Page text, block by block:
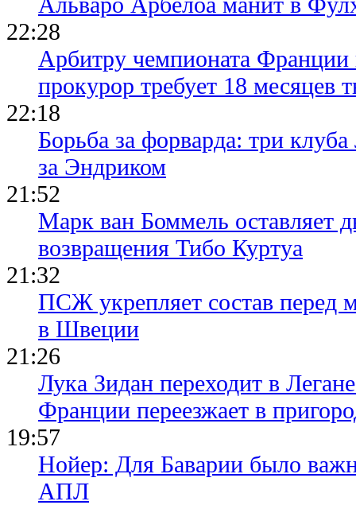
22:28
Арбитру чемпионата Франции
прокурор требует 18 месяцев
22:18
Борьба за форварда: три
за Эндриком
21:52
Марк ван Боммель оставляет
возвращения Тибо Куртуа
21:32
ПСЖ укрепляет состав перед
в Швеции
21:26
Лука Зидан переходит в
Франции переезжает в
19:57
Нойер: Для Баварии было
АПЛ